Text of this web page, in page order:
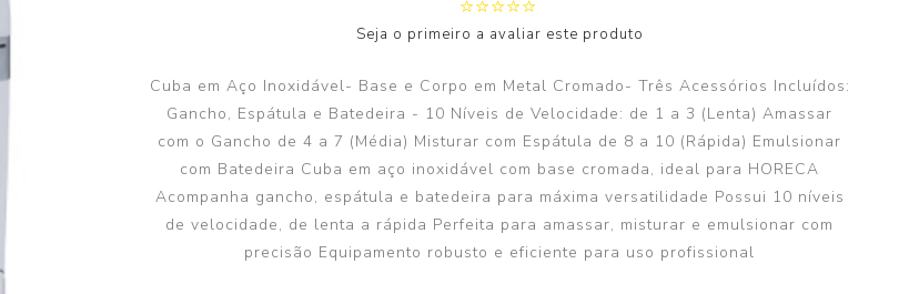
AQS (Aquecimento Águas Sanitárias)
Climatização
Depósitos de Inércia
Bomba de Calor II
Calhas
Eletricidade
Ventilação
Spiro
Seja o primeiro a avaliar este produto
Cuba em Aço Inoxidável- Base e Corpo em Metal Cromado- Três Acessórios Incluídos:
Gancho, Espátula e Batedeira - 10 Níveis de Velocidade: de 1 a 3 (Lenta) Amassar
com o Gancho de 4 a 7 (Média) Misturar com Espátula de 8 a 10 (Rápida) Emulsionar
com Batedeira Cuba em aço inoxidável com base cromada, ideal para HORECA
Acompanha gancho, espátula e batedeira para máxima versatilidade Possui 10 níveis
de velocidade, de lenta a rápida Perfeita para amassar, misturar e emulsionar com
precisão Equipamento robusto e eficiente para uso profissional